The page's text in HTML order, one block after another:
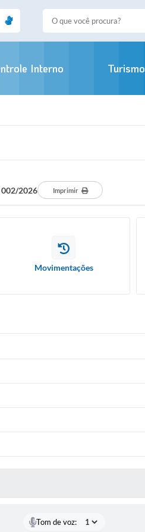
Interno Turismo
002/2026 Imprimir
Movimentações
Tom de voz: